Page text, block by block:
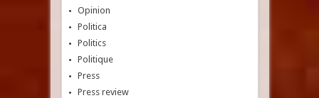
Opinion
Politica
Politics
Politique
Press
Press review